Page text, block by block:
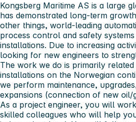
Kongsberg Maritime AS is a large
has demonstrated long-term
other things, world-leading
process control and safety
installations. Due to increasing
looking for new engineers to
The work we do is primarily related
installations on the Norwegian
we perform maintenance,
expansions (connection of new oil/
As a project engineer, you will
skilled colleagues who will help